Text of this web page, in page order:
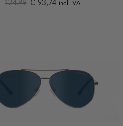
124.99 € 93,74 incl. VAT